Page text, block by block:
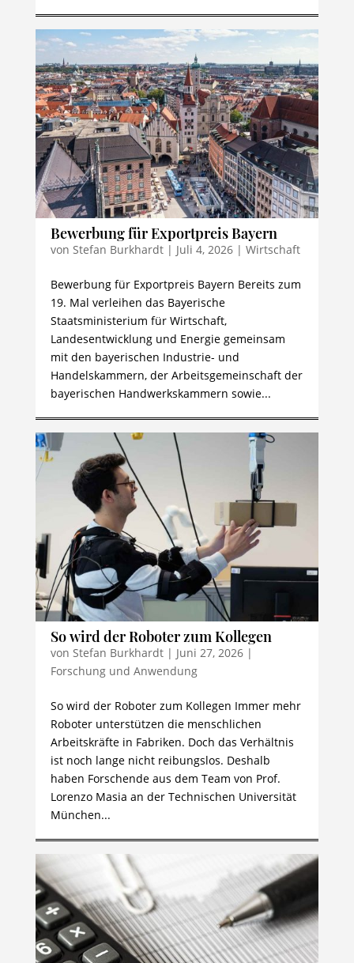
Bewerbung für Exportpreis Bayern
von Stefan Burkhardt| Juli 4, 2026| Wirtschaft
Bewerbung für Exportpreis Bayern Bereits zum
19. Mal verleihen das Bayerische
Staatsministerium für Wirtschaft,
Landesentwicklung und Energie gemeinsam
mit den bayerischen Industrie- und
Handelskammern, der Arbeitsgemeinschaft der
bayerischen Handwerkskammern sowie...
So wird der Roboter zum Kollegen
von Stefan Burkhardt| Juni 27, 2026|
Forschung und Anwendung
So wird der Roboter zum Kollegen Immer mehr
Roboter unterstützen die menschlichen
Arbeitskräfte in Fabriken. Doch das Verhältnis
ist noch lange nicht reibungslos. Deshalb
haben Forschende aus dem Team von Prof.
Lorenzo Masia an der Technischen Universität
München...